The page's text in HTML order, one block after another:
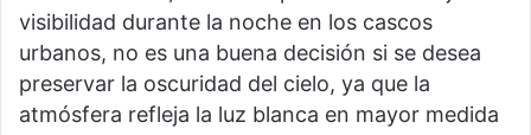
visibilidad durante la noche en los cascos
urbanos, no es una buena decisión si se desea
preservar la oscuridad del cielo, ya que la
atmósfera refleja la luz blanca en mayor medida